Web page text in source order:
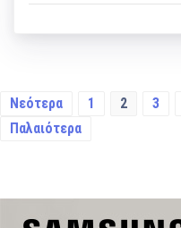
Νεότερα 1 2 3
Παλαιότερα